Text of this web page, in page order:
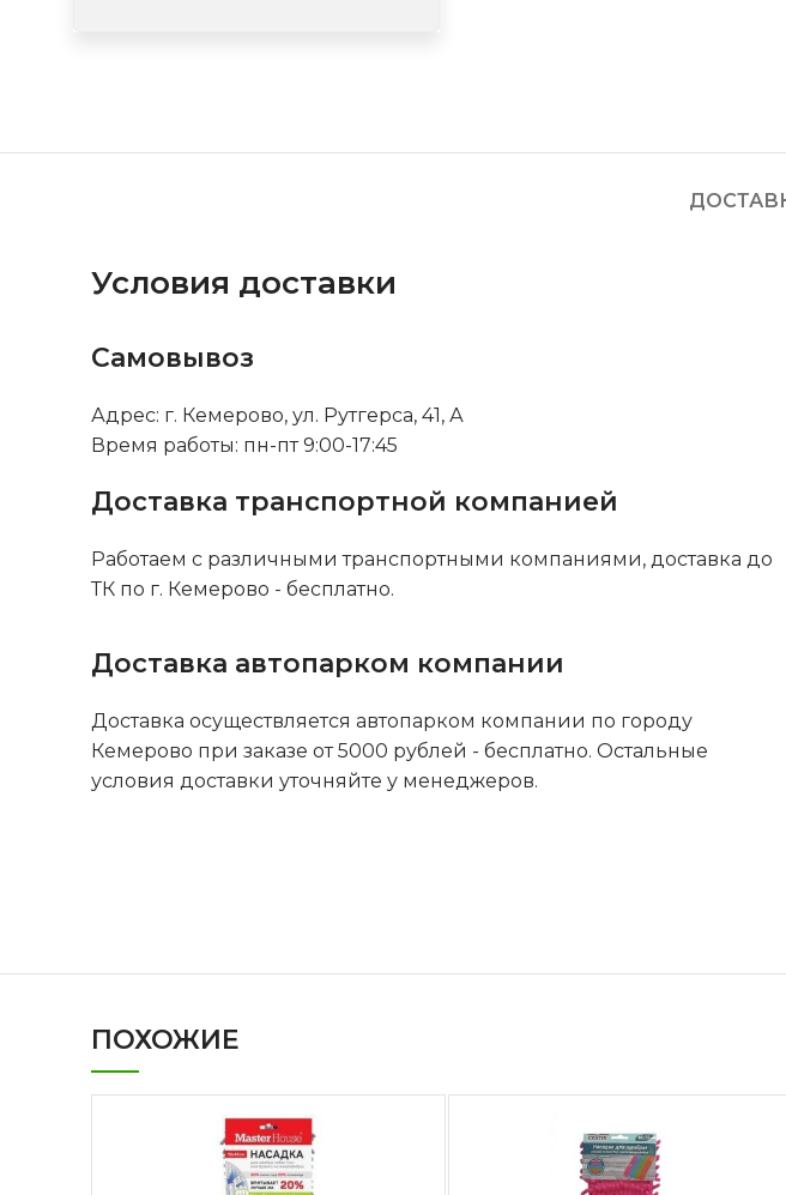
Условия доставки
Самовывоз
Адрес: г. Кемерово, ул. Рутгерса, 41, А
Время работы: пн-пт 9:00-17:45
Доставка транспортной компанией
Работаем с различными транспортными компаниями, доставка до
ТК по г. Кемерово - бесплатно.
Доставка автопарком компании
Доставка осуществляется автопарком компании по городу
Кемерово при заказе от 5000 рублей - бесплатно. Остальные
условия доставки уточняйте у менеджеров.
ПОХОЖИЕ